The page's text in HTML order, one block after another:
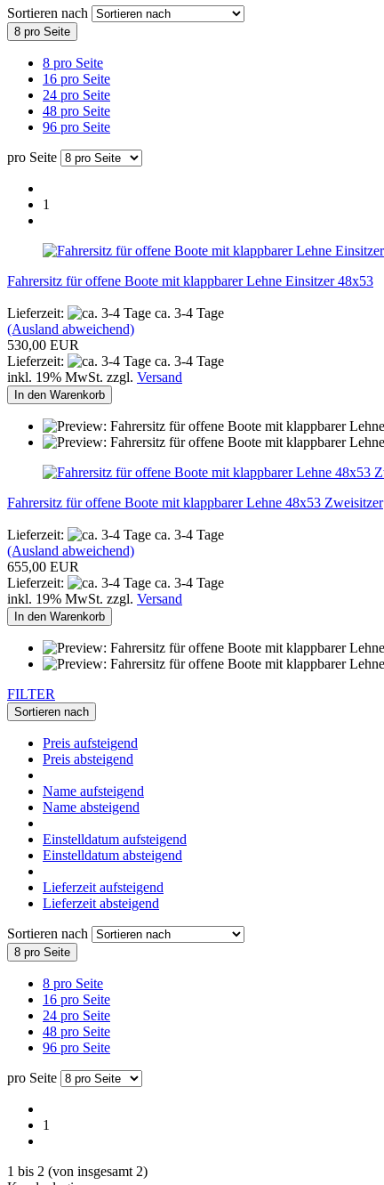
Sortieren nach
8 pro Seite
8 pro Seite
16 pro Seite
24 pro Seite
48 pro Seite
96 pro Seite
pro Seite
1
Fahrersitz für offene Boote mit klappbarer Lehne Einsitzer 48x53
Lieferzeit:
ca. 3-4 Tage
(Ausland abweichend)
530,00 EUR
Lieferzeit:
ca. 3-4 Tage
inkl. 19% MwSt. zzgl. Versand
In den Warenkorb
Fahrersitz für offene Boote mit klappbarer Lehne 48x53 Zweisitzer
Lieferzeit:
ca. 3-4 Tage
(Ausland abweichend)
655,00 EUR
Lieferzeit:
ca. 3-4 Tage
inkl. 19% MwSt. zzgl. Versand
In den Warenkorb
FILTER
Sortieren nach
Preis aufsteigend
Preis absteigend
Name aufsteigend
Name absteigend
Einstelldatum aufsteigend
Einstelldatum absteigend
Lieferzeit aufsteigend
Lieferzeit absteigend
Sortieren nach
8 pro Seite
8 pro Seite
16 pro Seite
24 pro Seite
48 pro Seite
96 pro Seite
pro Seite
1
1 bis 2 (von insgesamt 2)